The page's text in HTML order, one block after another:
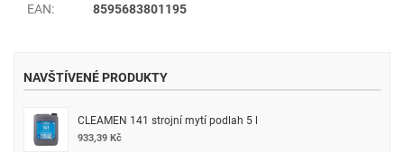
EAN: 8595683801195
NAVŠTÍVENÉ PRODUKTY
CLEAMEN 141 strojní mytí podlah 5 l
933,39 Kč